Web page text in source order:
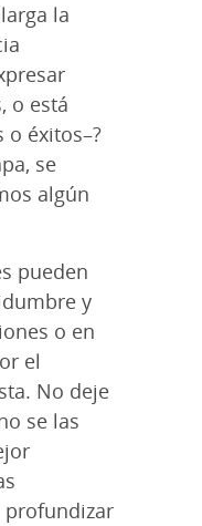
la
o está
o éxitos–?
se
algún
pueden
y
o en
el
No deje
se las
profundizar